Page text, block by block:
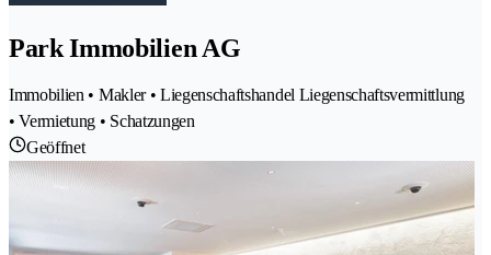
Park Immobilien AG
Immobilien • Makler • Liegenschaftshandel Liegenschaftsvermittlung
• Vermietung • Schatzungen
Geöffnet